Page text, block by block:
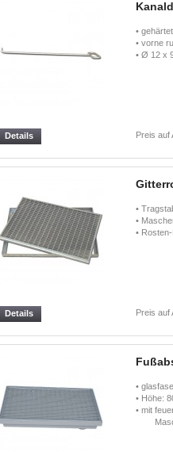
•
• vorne
• Ø 12 x
Preis auf
Details
•
•
•
Preis auf
Details
•
• Höhe:
• mit